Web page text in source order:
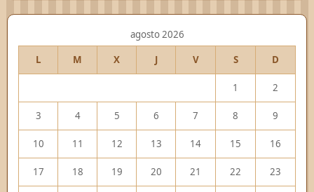
agosto 2026
L
M X J V S D
1 2
3 4 5 6 7 8 9
10 11 12 13 14 15 16
17 18 19 20 21 22 23